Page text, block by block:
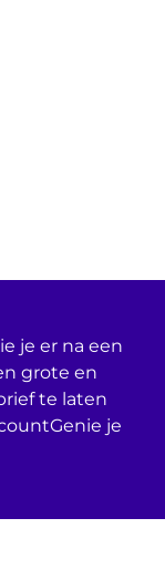
je er na een
grote en
te laten
je